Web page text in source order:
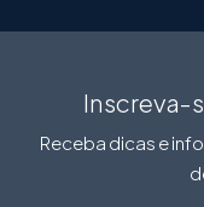
Inscreva-
Receba dicas e